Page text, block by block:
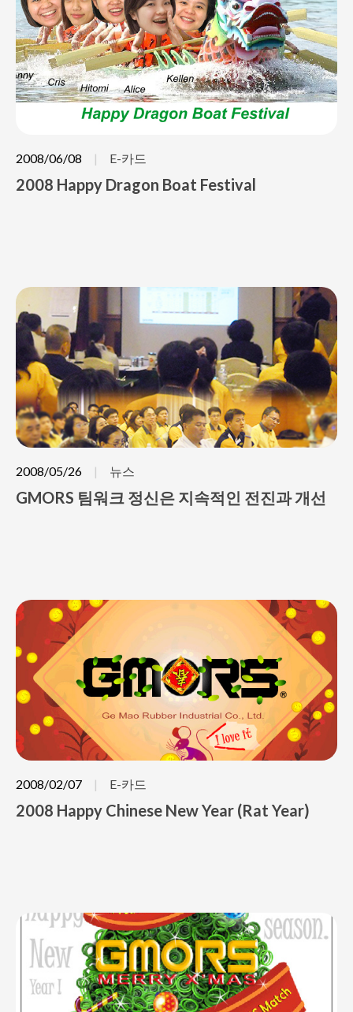
2008/06/08 E-카드
2008 Happy Dragon Boat Festival
2008/05/26 뉴스
GMORS 팀워크 정신은 지속적인 전진과 개선
2008/02/07 E-카드
2008 Happy Chinese New Year (Rat Year)